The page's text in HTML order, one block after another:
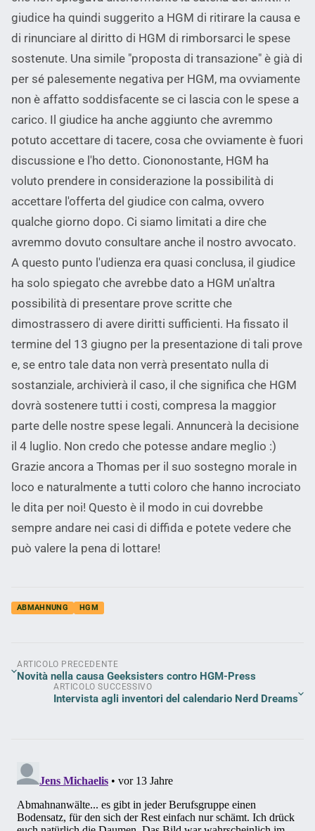
giudice ha quindi suggerito a HGM di ritirare la causa e
di rinunciare al diritto di HGM di rimborsarci le spese
sostenute. Una simile "proposta di transazione" è già di
per sé palesemente negativa per HGM, ma ovviamente
non è affatto soddisfacente se ci lascia con le spese a
carico. Il giudice ha anche aggiunto che avremmo
potuto accettare di tacere, cosa che ovviamente è fuori
discussione e l'ho detto. Ciononostante, HGM ha
voluto prendere in considerazione la possibilità di
accettare l'offerta del giudice con calma, ovvero
qualche giorno dopo. Ci siamo limitati a dire che
avremmo dovuto consultare anche il nostro avvocato.
A questo punto l'udienza era quasi conclusa, il giudice
ha solo spiegato che avrebbe dato a HGM un'altra
possibilità di presentare prove scritte che
dimostrassero di avere diritti sufficienti. Ha fissato il
termine del 13 giugno per la presentazione di tali prove
e, se entro tale data non verrà presentato nulla di
sostanziale, archivierà il caso, il che significa che HGM
dovrà sostenere tutti i costi, compresa la maggior
parte delle nostre spese legali. Annuncerà la decisione
il 4 luglio. Non credo che potesse andare meglio :)
Grazie ancora a Thomas per il suo sostegno morale in
loco e naturalmente a tutti coloro che hanno incrociato
le dita per noi! Questo è il modo in cui dovrebbe
sempre andare nei casi di diffida e potete vedere che
può valere la pena di lottare!
ABMAHNUNG HGM
ARTICOLO PRECEDENTE
Novità nella causa Geeksisters contro HGM-Press
ARTICOLO SUCCESSIVO
Intervista agli inventori del calendario Nerd Dreams